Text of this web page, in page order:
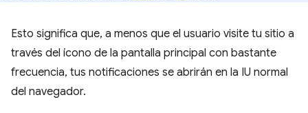
Esto significa que, a menos que el usuario visite tu sitio a
través del ícono de la pantalla principal con bastante
frecuencia, tus notificaciones se abrirán en la IU normal
del navegador.